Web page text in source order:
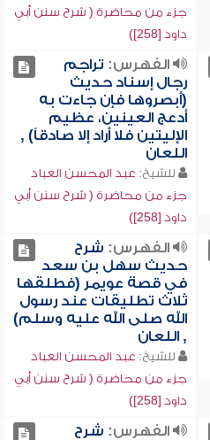
جزء من محاضرة ( شرح سنن أبي
داود [258])
الفهرس: تراجم
رجال إسناد حديث
(أبصروها فإن جاءت به
أدعج العينين، عظيم
الإليتين فلا أراد إلا صادقاً) ,
اللعان
للشيخ: عبد المحسن العباد
جزء من محاضرة ( شرح سنن أبي
داود [258])
الفهرس: شرح
حديث سهل بن سعد
في قصة عويمر (فطلقها
ثلاث تطليقات عند رسول
الله صلى الله عليه وسلم)
, اللعان
للشيخ: عبد المحسن العباد
جزء من محاضرة ( شرح سنن أبي
داود [258])
الفهرس: شرح